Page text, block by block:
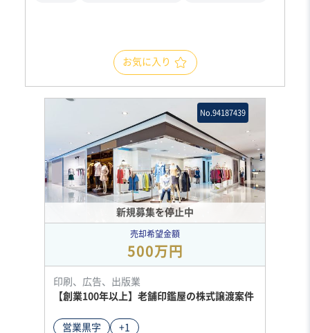
お気に入り
新規募集を停止中
No.94187439
売却希望金額
500万円
印刷、広告、出版業
【創業100年以上】老舗印鑑屋の株式譲渡案件
営業黒字 +1